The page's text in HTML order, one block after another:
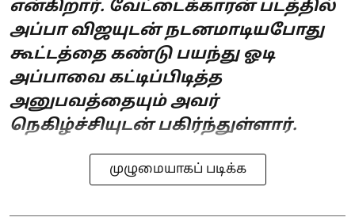
என்கிறார். வேட்டைக்காரன் படத்தில்
அப்பா விஜயுடன் நடனமாடியபோது
கூட்டத்தை கண்டு பயந்து ஓடி
அப்பாவை கட்டிப்பிடித்த
அனுபவத்தையும் அவர்
நெகிழ்ச்சியுடன் பகிர்ந்துள்ளார்.
முழுமையாகப் படிக்க